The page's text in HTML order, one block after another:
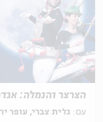
הצרצר והנמלה:
עם: